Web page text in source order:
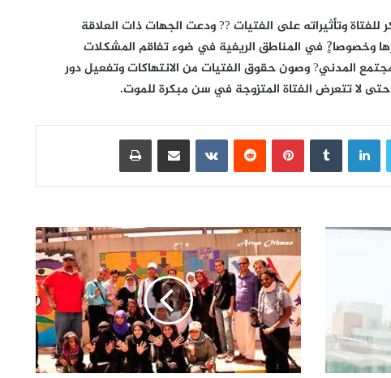
وتأثيراته على الفتيات ?? ودعت الجهات ذات العلاقة
وخصوصا?ٍ في المناطق الريفية في ضوء تفاقم المشكلات
المدني? وصون حقوق الفتيات من الانتهاكات وتفعيل دور
لا تتعرض الفتاة المتزوجة في سن مبكرة للموت.
لينكدإن بينتيريست مشاركة عبر البريد طباعة